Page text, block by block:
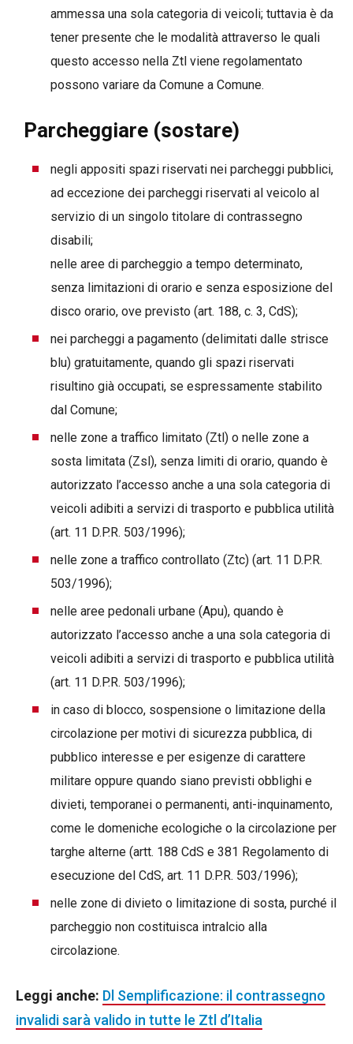
ammessa una sola categoria di veicoli; tuttavia è da
tener presente che le modalità attraverso le quali
questo accesso nella Ztl viene regolamentato
possono variare da Comune a Comune.
Parcheggiare (sostare)
negli appositi spazi riservati nei parcheggi pubblici,
ad eccezione dei parcheggi riservati al veicolo al
servizio di un singolo titolare di contrassegno
disabili;
nelle aree di parcheggio a tempo determinato,
senza limitazioni di orario e senza esposizione del
disco orario, ove previsto (art. 188, c. 3, CdS);
nei parcheggi a pagamento (delimitati dalle strisce
blu) gratuitamente, quando gli spazi riservati
risultino già occupati, se espressamente stabilito
dal Comune;
nelle zone a traffico limitato (Ztl) o nelle zone a
sosta limitata (Zsl), senza limiti di orario, quando è
autorizzato l’accesso anche a una sola categoria di
veicoli adibiti a servizi di trasporto e pubblica utilità
(art. 11 D.P.R. 503/1996);
nelle zone a traffico controllato (Ztc) (art. 11 D.P.R.
503/1996);
nelle aree pedonali urbane (Apu), quando è
autorizzato l’accesso anche a una sola categoria di
veicoli adibiti a servizi di trasporto e pubblica utilità
(art. 11 D.P.R. 503/1996);
in caso di blocco, sospensione o limitazione della
circolazione per motivi di sicurezza pubblica, di
pubblico interesse e per esigenze di carattere
militare oppure quando siano previsti obblighi e
divieti, temporanei o permanenti, anti-inquinamento,
come le domeniche ecologiche o la circolazione per
targhe alterne (artt. 188 CdS e 381 Regolamento di
esecuzione del CdS, art. 11 D.P.R. 503/1996);
nelle zone di divieto o limitazione di sosta, purché il
parcheggio non costituisca intralcio alla
circolazione.
Leggi anche: Dl Semplificazione: il contrassegno
invalidi sarà valido in tutte le Ztl d’Italia